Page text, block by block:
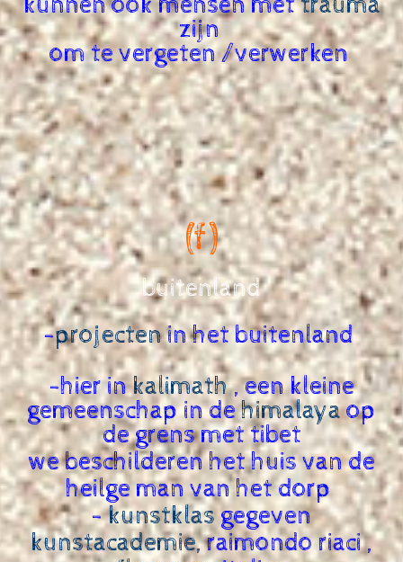
zijn
om te vergeten /verwerken
(f)
buitenland
-projectenin het buitenland
-hier inkalimath, een kleine
gemeenschap in dehimalayaop
de grens met tibet
we beschilderen het huis van de
heilge man van het dorp
-kunstklasgegeven
kunstacademie,raimondo riaci ,